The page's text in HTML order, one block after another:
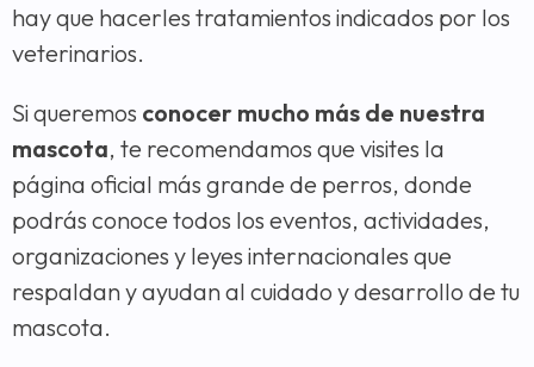
hay que hacerles tratamientos indicados por los
veterinarios.
Si queremos conocer mucho más de nuestra
mascota, te recomendamos que visites la
página oficial más grande de perros, donde
podrás conoce todos los eventos, actividades,
organizaciones y leyes internacionales que
respaldan y ayudan al cuidado y desarrollo de tu
mascota.